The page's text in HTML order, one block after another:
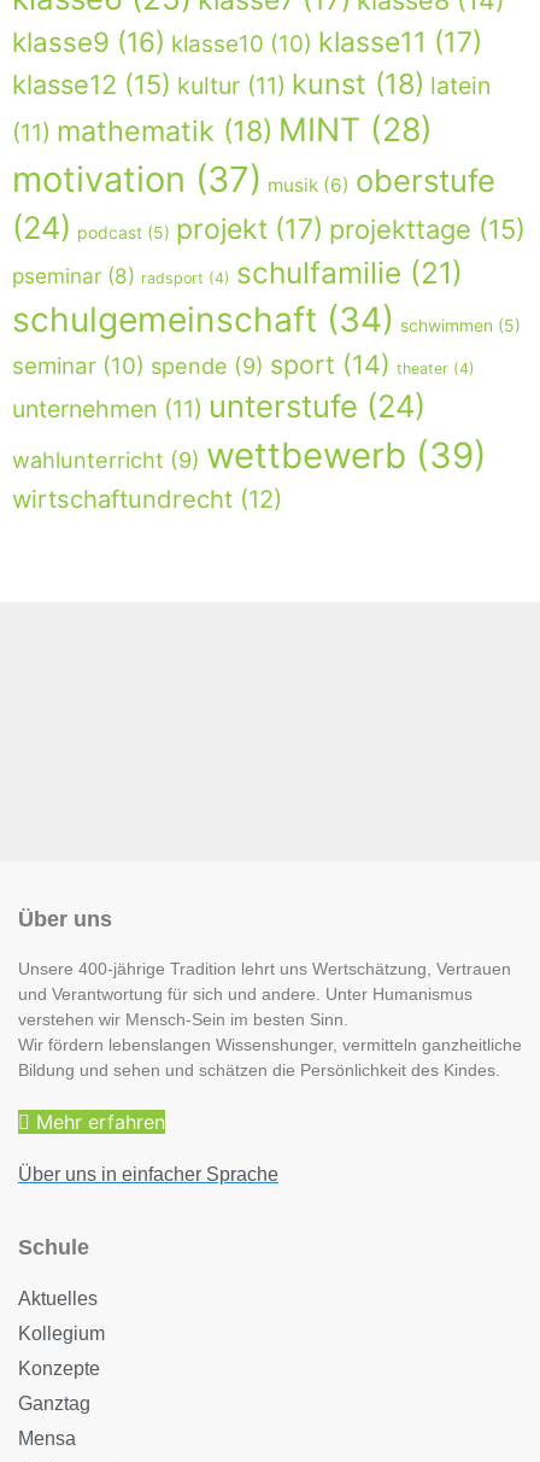
klasse9 (16) klasse10 (10) klasse11 (17)
klasse12 (15) kultur (11) kunst (18) latein
(11) mathematik (18) MINT (28)
motivation (37) musik (6) oberstufe
(24) podcast (5) projekt (17) projekttage (15)
pseminar (8) radsport (4) schulfamilie (21)
schulgemeinschaft (34) schwimmen (5)
seminar (10) spende (9) sport (14) theater (4)
unternehmen (11) unterstufe (24)
wahlunterricht (9) wettbewerb (39)
wirtschaftundrecht (12)
Über uns
Unsere 400-jährige Tradition lehrt uns Wertschätzung, Vertrauen
und Verantwortung für sich und andere. Unter Humanismus
verstehen wir Mensch-Sein im besten Sinn.
Wir fördern lebenslangen Wissenshunger, vermitteln ganzheitliche
Bildung und sehen und schätzen die Persönlichkeit des Kindes.
Mehr erfahren
Über uns in einfacher Sprache
Schule
Aktuelles
Kollegium
Konzepte
Ganztag
Mensa